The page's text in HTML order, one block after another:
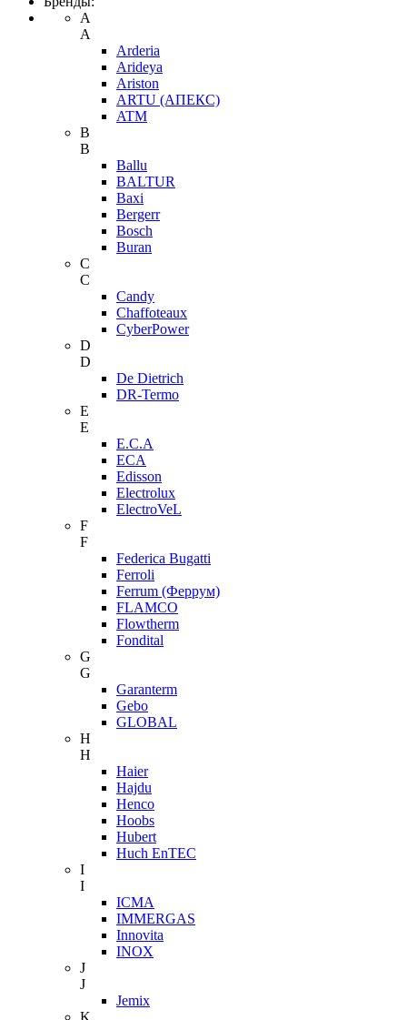
A
A
Arderia
Arideya
Ariston
ARTU (АПЕКС)
ATM
B
B
Ballu
BALTUR
Baxi
Bergerr
Bosch
Buran
C
C
Candy
Chaffoteaux
CyberPower
D
D
De Dietrich
DR-Termo
E
E
E.C.A
ECA
Edisson
Electrolux
ElectroVeL
F
F
Federica Bugatti
Ferroli
Ferrum (Феррум)
FLAMCO
Flowtherm
Fondital
G
G
Garanterm
Gebo
GLOBAL
H
H
Haier
Hajdu
Henco
Hoobs
Hubert
Huch EnTEC
I
I
ICMA
IMMERGAS
Innovita
INOX
J
J
Jemix
K